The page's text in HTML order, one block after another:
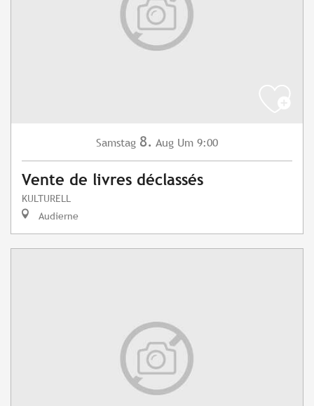
Samstag 8. Aug Um 9:00
Vente de livres déclassés
KULTURELL
Audierne